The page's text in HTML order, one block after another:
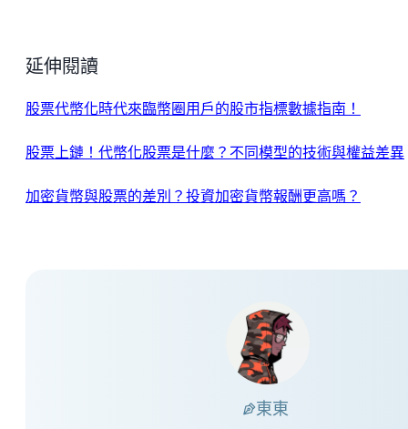
延伸閱讀
股票代幣化時代來臨幣圈用戶的股市指標數據指南！
股票上鏈！代幣化股票是什麼？不同模型的技術與權益差異
加密貨幣與股票的差別？投資加密貨幣報酬更高嗎？
東東